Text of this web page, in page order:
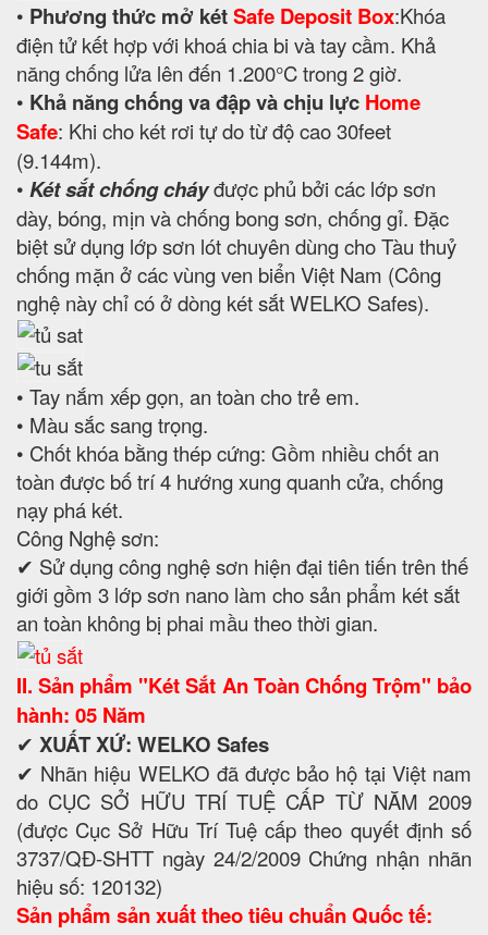
• Phương thức mở kétSafe Deposit Box:Khóa
điện tử kết hợp với khoá chia bi và tay cầm. Khả
năng chống lửa lên đến 1.200°C trong 2 giờ.
• Khả năng chống va đập và chịu lực Home
Safe: Khi cho két rơi tự do từ độ cao 30feet
(9.144m).
• Két sắt chống cháyđược phủ bởi các lớp sơn
dày, bóng, mịn và chống bong sơn, chống gỉ. Đặc
biệt sử dụng lớp sơn lót chuyên dùng cho Tàu thuỷ
chống mặn ở các vùng ven biển Việt Nam (Công
nghệ này chỉ có ở dòng két sắt WELKO Safes).
• Tay nắm xếp gọn, an toàn cho trẻ em.
• Màu sắc sang trọng.
• Chốt khóa bằng thép cứng: Gồm nhiều chốt an
toàn được bố trí 4 hướng xung quanh cửa, chống
nạy phá két.
Công Nghệ sơn:
✔ Sử dụng công nghệ sơn hiện đại tiên tiến trên thế
giới gồm 3 lớp sơn nano làm cho sản phẩm két sắt
an toàn không bị phai mầu theo thời gian.
II. Sản phẩm "Két Sắt An Toàn Chống Trộm" bảo
hành: 05 Năm
✔ XUẤT XỨ: WELKO Safes
✔ Nhãn hiệu WELKO đã được bảo hộ tại Việt nam
do CỤC SỞ HỮU TRÍ TUỆ CẤP TỪ NĂM 2009
(được Cục Sở Hữu Trí Tuệ cấp theo quyết định số
3737/QĐ-SHTT ngày 24/2/2009 Chứng nhận nhãn
hiệu số: 120132)
Sản phẩm sản xuất theo tiêu chuẩn Quốc tế: